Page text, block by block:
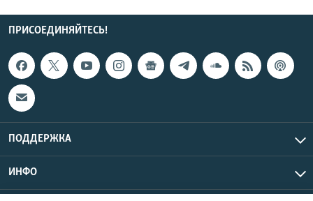
ПРИСОЕДИНЯЙТЕСЬ!
ПОДДЕРЖКА
ИНФО